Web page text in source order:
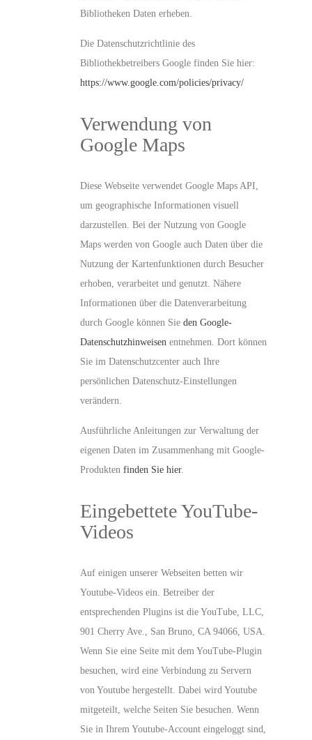
Bibliotheken Daten erheben.
Die Datenschutzrichtlinie des
Bibliothekbetreibers Google finden Sie hier:
https://www.google.com/policies/privacy/
Verwendung von
Google Maps
Diese Webseite verwendet Google Maps API,
um geographische Informationen visuell
darzustellen. Bei der Nutzung von Google
Maps werden von Google auch Daten über die
Nutzung der Kartenfunktionen durch Besucher
erhoben, verarbeitet und genutzt. Nähere
Informationen über die Datenverarbeitung
durch Google können Sie den Google-
Datenschutzhinweisen entnehmen. Dort können
Sie im Datenschutzcenter auch Ihre
persönlichen Datenschutz-Einstellungen
verändern.
Ausführliche Anleitungen zur Verwaltung der
eigenen Daten im Zusammenhang mit Google-
Produkten finden Sie hier.
Eingebettete YouTube-
Videos
Auf einigen unserer Webseiten betten wir
Youtube-Videos ein. Betreiber der
entsprechenden Plugins ist die YouTube, LLC,
901 Cherry Ave., San Bruno, CA 94066, USA.
Wenn Sie eine Seite mit dem YouTube-Plugin
besuchen, wird eine Verbindung zu Servern
von Youtube hergestellt. Dabei wird Youtube
mitgeteilt, welche Seiten Sie besuchen. Wenn
Sie in Ihrem Youtube-Account eingeloggt sind,